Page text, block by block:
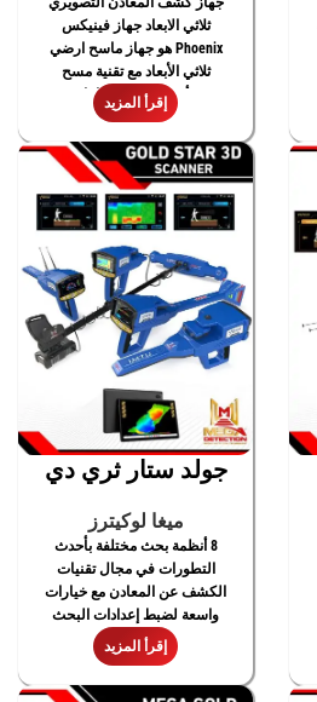
ثلاثي الابعاد جهاز فينيكس
Phoenix هو جهاز ماسح ارضي
ثلاثي الأبعاد مع تقنية مسح
أرضي جديدة تمامًا
إقرأ المزيد
جولد ستار ثري دي
ميغا لوكيترز
8 أنظمة بحث مختلفة بأحدث
التطورات في مجال تقنيات
الكشف عن المعادن مع خيارات
واسعة لضبط إعدادات البحث
إقرأ المزيد